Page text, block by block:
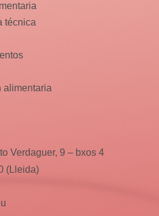
técnica
alimentaria
Verdaguer, 9 – bxos 4
(Lleida)